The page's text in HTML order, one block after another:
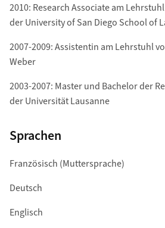
2010: Research Associate am
der University of San Diego School of
2007-2009: Assistentin am Lehrstuhl
Weber
2003-2007: Master und Bachelor der
der Universität Lausanne
Sprachen
Französisch (Muttersprache)
Deutsch
Englisch